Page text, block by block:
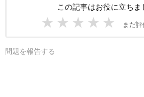
この記事はお役に立ちま
★ ★ ★ ★ ★ まだ
問題を報告する